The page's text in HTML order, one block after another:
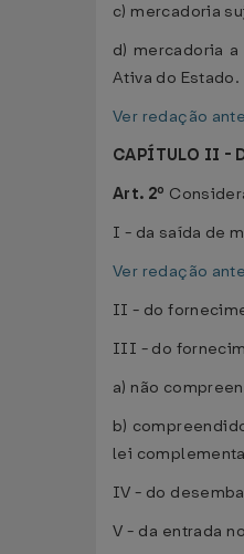
c) mercadoria
d) mercadoria
Ativa do Estado.
Ver redação
CAPÍTULO II -
Art. 2º
I - da saída de
Ver redação
II - do
III - do
a) não
b)
lei
IV - do
V - da entrada